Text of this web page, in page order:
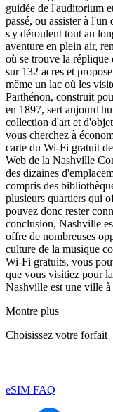
guidée de l'auditorium
passé, ou assister à
s'y déroulent tout au
aventure en plein air,
où se trouve la réplique
sur 132 acres et
même un lac où les
Parthénon, construit
en 1897, sert
collection d'art et
vous cherchez à
carte du Wi-Fi gratuit
Web de la Nashville
des dizaines
compris des
plusieurs quartiers qui
pouvez donc rester
conclusion, Nashville
offre de nombreuses
culture de la musique
Wi-Fi gratuits, vous
que vous visitiez pour
Nashville est une ville à
Montre plus
Choisissez votre forfait
eSIM FAQ